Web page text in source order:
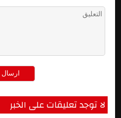
لا توجد تعليقات على الخبر